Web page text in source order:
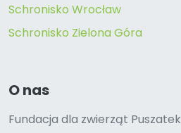
Schronisko Wrocław
Schronisko Zielona Góra
O nas
Fundacja dla zwierząt Puszatek